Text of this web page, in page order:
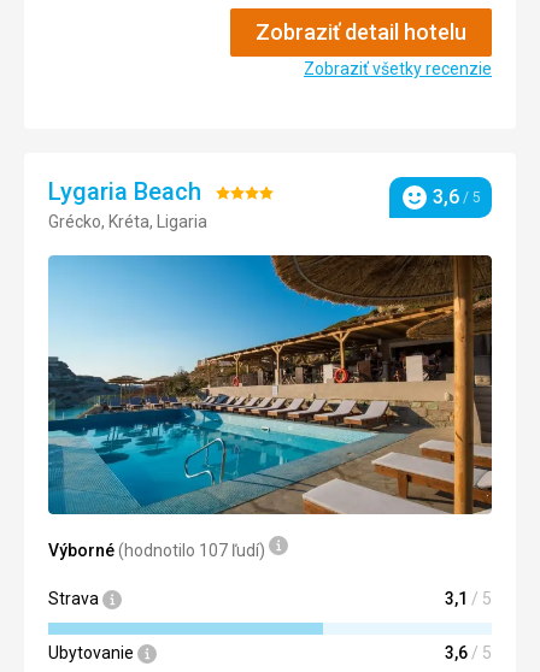
5,0
5,0
3,0/ 5
Cena 3,0 / 5
Interier pokojů, byl bohužel starý a i plesnivý. Museli jsme
měnit pokoj kvůli zápachu a vzduchu jako ve sklepě.
Táto recenzia bola preložená automaticky pomocou
Google Translate
Zobraziť detail hotelu
Zobraziť všetky recenzie
Lygaria Beach Hodnotenie:
Grécko, Kréta, Ligaria
Hodnotenie
3,6 / 5
Výborné(hodnotilo 107 ľudí)
Strava 3,1 / 5
Ubytovanie 3,6 / 5